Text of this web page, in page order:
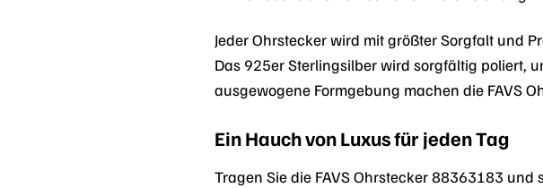
Jeder Ohrstecker wird mit größter Sorgfalt und
Das 925er Sterlingsilber wird sorgfältig poliert,
ausgewogene Formgebung machen die FAVS
Ein Hauch von Luxus für jeden Tag
Tragen Sie die FAVS Ohrstecker 88363183